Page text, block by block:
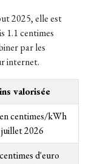
2025, elle est
1.1 centimes
par les
internet.
valorisée
centimes/kWh
juillet2026
d'euro